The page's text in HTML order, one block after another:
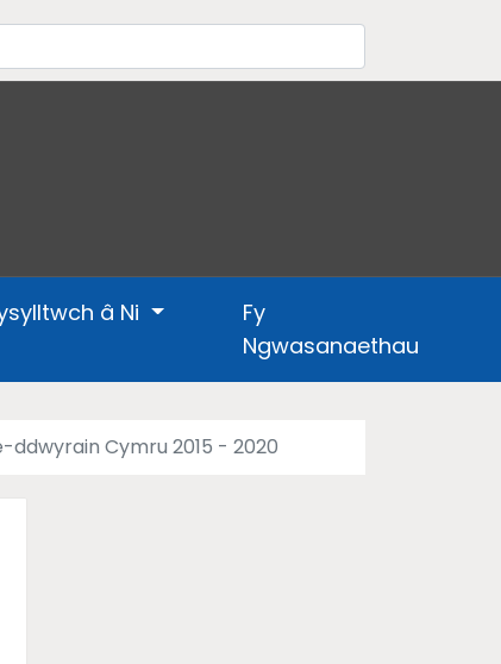
â Ni
Fy
Ngwasanaethau
Cymru 2015 - 2020